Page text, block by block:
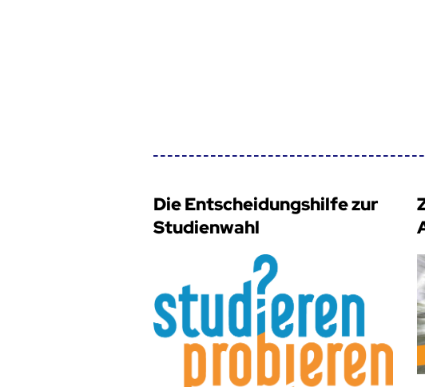
Die Entscheidungshilfe zur
Studienwahl